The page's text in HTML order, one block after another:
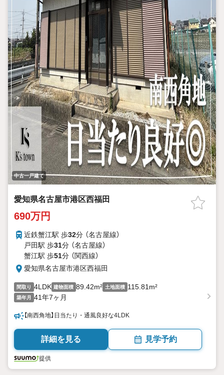
中古一戸建て
愛知県名古屋市港区西福田
690万円
近鉄蟹江駅 歩32分 （名古屋線）
戸田駅 歩31分 （名古屋線）
蟹江駅 歩51分 （関西線）
愛知県名古屋市港区西福田
間取り 4LDK 建物面積 89.42m² 土地面積 115.81m²
築年月 41年7ヶ月
【南西角地】日当たり・通風良好な4LDK
詳細を見る 見学予約
提供